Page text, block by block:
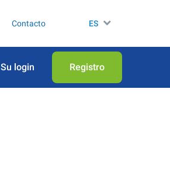
Contacto ES
Su login Registro